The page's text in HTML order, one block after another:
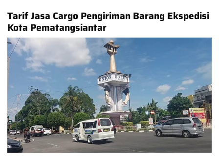
Tarif Jasa Cargo Pengiriman Barang Ekspedisi
Kota Pematangsiantar